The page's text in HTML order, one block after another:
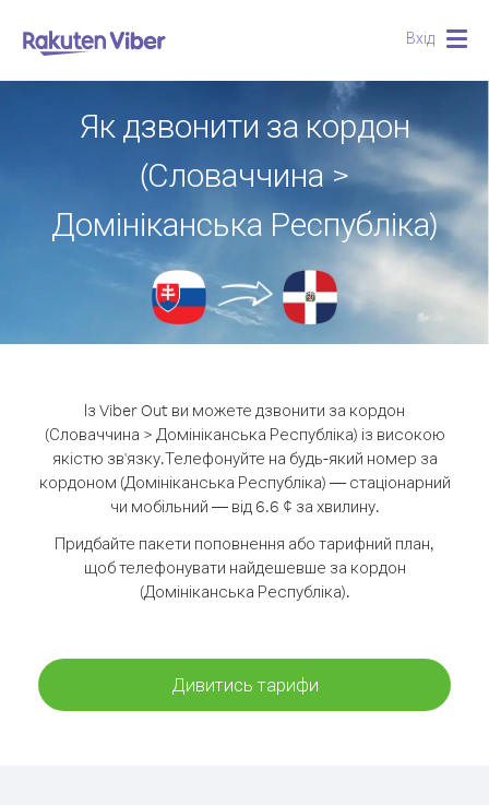
Вхід
Як дзвонити за кордон
(Словаччина >
Домініканська Республіка)
Із Viber Out ви можете дзвонити за кордон
(Словаччина > Домініканська Республіка) із високою
якістю зв'язку.Телефонуйте на будь-який номер за
кордоном (Домініканська Республіка) — стаціонарний
чи мобільний — від 6.6 ¢ за хвилину.
Придбайте пакети поповнення або тарифний план,
щоб телефонувати найдешевше за кордон
(Домініканська Республіка).
Дивитись тарифи